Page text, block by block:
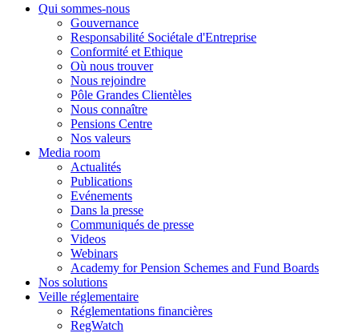
Qui sommes-nous
Gouvernance
Responsabilité Sociétale d'Entreprise
Conformité et Ethique
Où nous trouver
Nous rejoindre
Pôle Grandes Clientèles
Nous connaître
Pensions Centre
Nos valeurs
Media room
Actualités
Publications
Evénements
Dans la presse
Communiqués de presse
Videos
Webinars
Academy for Pension Schemes and Fund Boards
Nos solutions
Veille réglementaire
Réglementations financières
RegWatch